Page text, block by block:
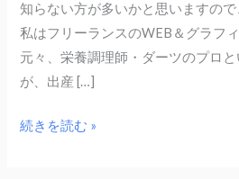
知らない方が多いかと思いますので
私はフリーランスのWEB＆グラフ
元々、栄養調理師・ダーツのプロ
が、出産 […]
届
け
し
す！
続きを読む »